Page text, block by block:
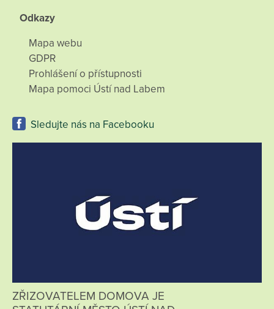
Odkazy
Mapa webu
GDPR
Prohlášení o přístupnosti
Mapa pomoci Ústí nad Labem
Sledujte nás na Facebooku
ZŘIZOVATELEM DOMOVA JE